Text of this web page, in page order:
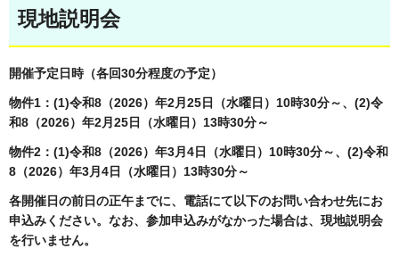
現地説明会
開催予定日時（各回30分程度の予定）
物件1：(1)令和8（2026）年2月25日（水曜日）10時30分～、(2)令
和8（2026）年2月25日（水曜日）13時30分～
物件2：(1)令和8（2026）年3月4日（水曜日）10時30分～、(2)令和
8（2026）年3月4日（水曜日）13時30分～
各開催日の前日の正午までに、電話にて以下のお問い合わせ先にお
申込みください。なお、参加申込みがなかった場合は、現地説明会
を行いません。